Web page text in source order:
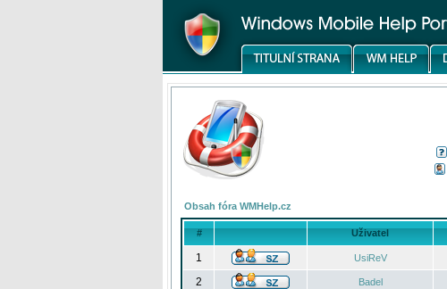
Obsah fóra WMHelp.cz
# Uživatel
1 UsiReV
2
Badel